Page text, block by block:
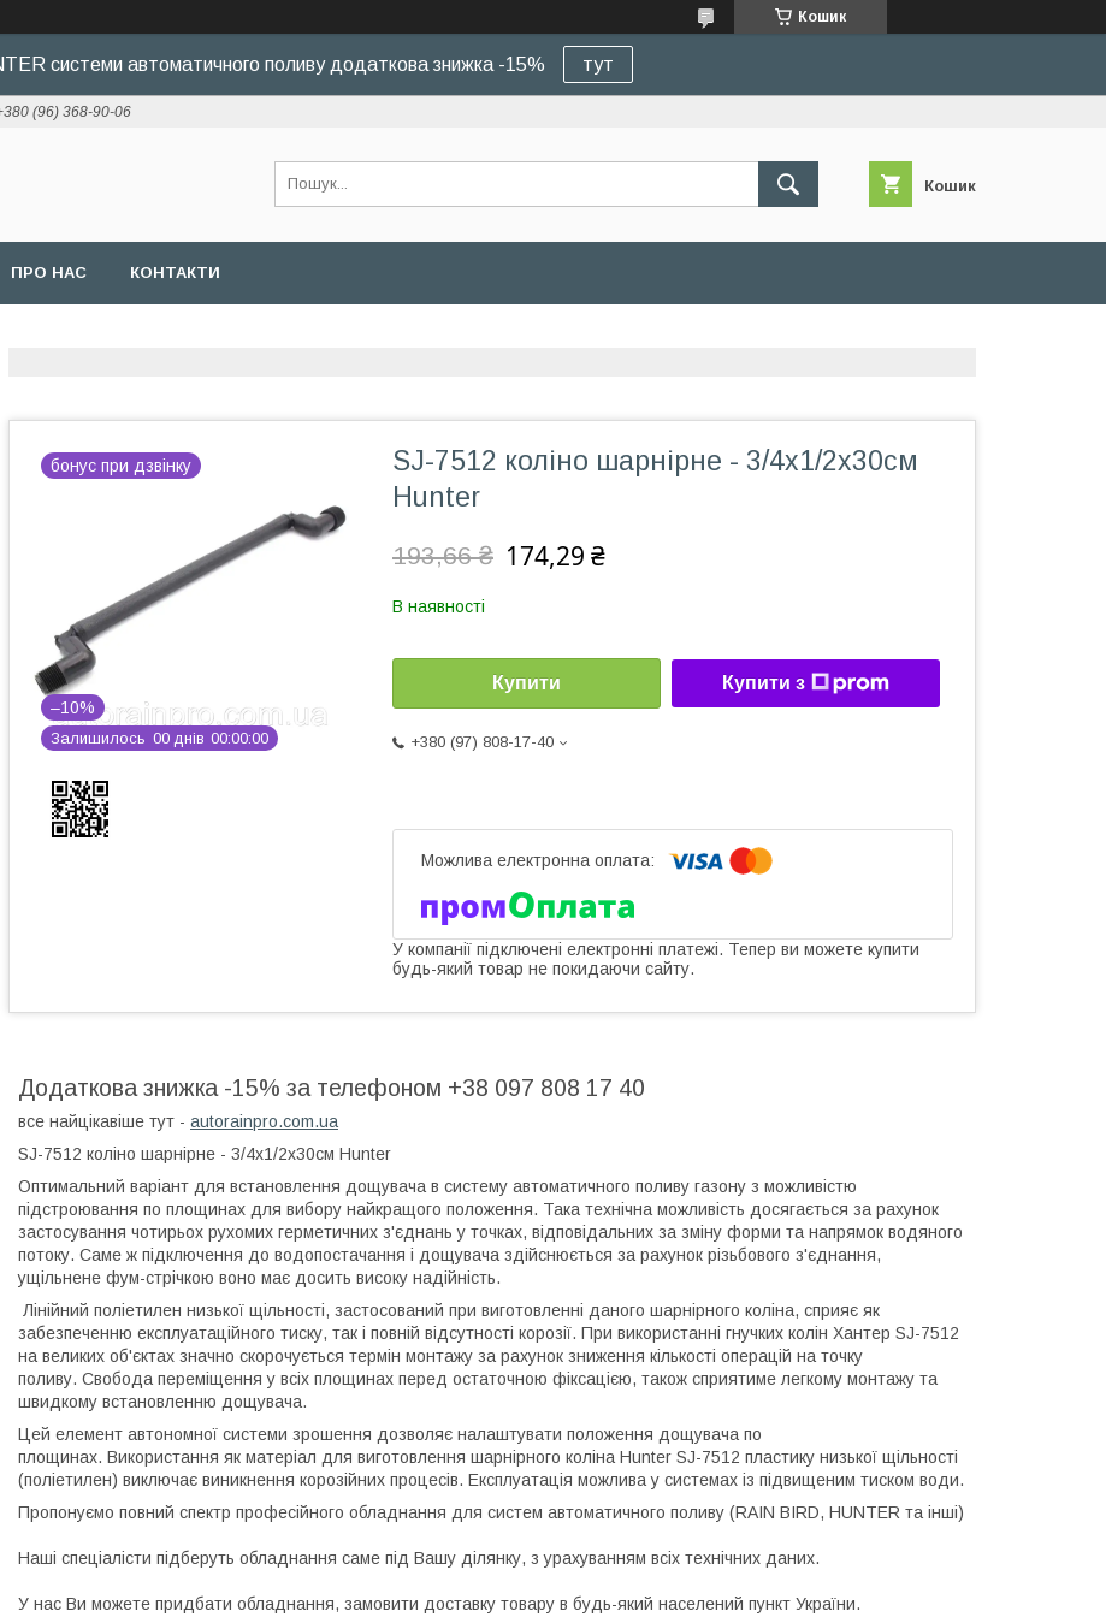
Кошик
системи автоматичного поливу додаткова знижка -15% тут
(96) 368-90-06
Кошик
ПРО НАС КОНТАКТИ
бонус при дзвінку
–10%
Залишилось 00 днів 00 00 00
SJ-7512 коліно шарнірне - 3/4х1/2x30см
Hunter
193,66 ₴ 174,29 ₴
В наявності
Купити Купити з
+380 (97) 808-17-40
У компанії підключені електронні платежі. Тепер ви можете купити
будь-який товар не покидаючи сайту.
Додаткова знижка -15% за телефоном +38 097 808 17 40
все найцікавіше тут - autorainpro.com.ua
SJ-7512 коліно шарнірне - 3/4х1/2x30см Hunter
Оптимальний варіант для встановлення дощувача в систему автоматичного поливу газону з можливістю
підстроювання по площинах для вибору найкращого положення. Така технічна можливість досягається за рахунок
застосування чотирьох рухомих герметичних з'єднань у точках, відповідальних за зміну форми та напрямок водяного
потоку. Саме ж підключення до водопостачання і дощувача здійснюється за рахунок різьбового з'єднання,
ущільнене фум-стрічкою воно має досить високу надійність.
Лінійний поліетилен низької щільності, застосований при виготовленні даного шарнірного коліна, сприяє як
забезпеченню експлуатаційного тиску, так і повній відсутності корозії. При використанні гнучких колін Хантер SJ-7512
на великих об'єктах значно скорочується термін монтажу за рахунок зниження кількості операцій на точку
поливу. Свобода переміщення у всіх площинах перед остаточною фіксацією, також сприятиме легкому монтажу та
швидкому встановленню дощувача.
Цей елемент автономної системи зрошення дозволяє налаштувати положення дощувача по
площинах. Використання як матеріал для виготовлення шарнірного коліна Hunter SJ-7512 пластику низької щільності
(поліетилен) виключає виникнення корозійних процесів. Експлуатація можлива у системах із підвищеним тиском води.
Пропонуємо повний спектр професійного обладнання для систем автоматичного поливу (RAIN BIRD, HUNTER та інші)
Наші спеціалісти підберуть обладнання саме під Вашу ділянку, з урахуванням всіх технічних даних.
У нас Ви можете придбати обладнання, замовити доставку товару в будь-який населений пункт України.